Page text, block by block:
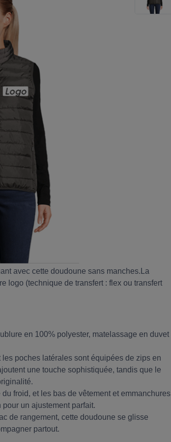
avec cette doudoune sans manches.La
logo (technique de transfert : flex ou transfert
en 100% polyester, matelassage en duvet
les poches latérales sont équipées de zips en
une touche sophistiquée, tandis que le
froid, et les bas de vêtement et emmanchures
un ajustement parfait.
de rangement, cette doudoune se glisse
partout.